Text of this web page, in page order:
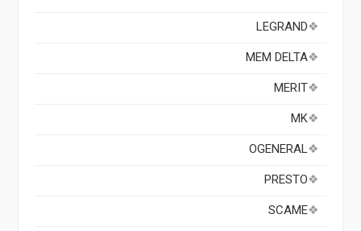
LEGRAND
MEM DELTA
MERIT
MK
OGENERAL
PRESTO
SCAME